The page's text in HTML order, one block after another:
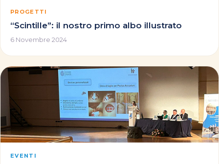
PROGETTI
“Scintille”: il nostro primo albo illustrato
6 Novembre 2024
EVENTI